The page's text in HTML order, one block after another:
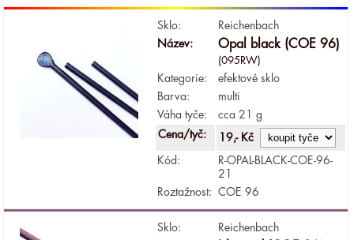
Sklo:
Reichenbach
Název:
Opal black (COE 96)
(095RW)
Kategorie:
efektové sklo
Barva:
multi
Váha tyče:
cca 21 g
Cena/tyč:
19,- Kč
Kód:
R-OPAL-BLACK-COE-96-
21
Roztažnost:
COE 96
Sklo:
Reichenbach